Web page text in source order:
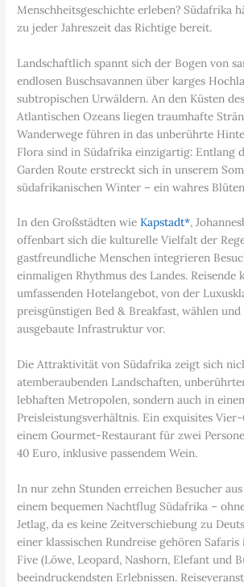
Menschheitsgeschichte erleben? Südafrika
zu jeder Jahreszeit das Richtige bereit.
Landschaftlich spannt sich der Bogen von
endlosen Buschsavannen über karges
subtropischen Urwäldern. An den Küsten
Atlantischen Ozeans liegen traumhafte
Wanderwege führen in das unberührte
Flora sind in Südafrika einzigartig: Entlang
Garden Route erstreckt sich in unserem
südafrikanischen Winter – ein wahres
In den Großstädten wieKapstadt*,
offenbart sich die kulturelle Vielfalt der
gastfreundliche Menschen integrieren
einmaligen Rhythmus des Landes. Reisende
umfassenden Hotelangebot, von der
preisgünstigen Bed & Breakfast, wählen
ausgebaute Infrastruktur vor.
Die Attraktivität von Südafrika zeigt sich
atemberaubenden Landschaften,
lebhaften Metropolen, sondern auch in
Preisleistungsverhältnis. Ein exquisites
einem Gourmet-Restaurant für zwei
40 Euro, inklusive passendem Wein.
In nur zehn Stunden erreichen Besucher
einem bequemen Nachtflug Südafrika –
Jetlag, da es keine Zeitverschiebung zu
einer klassischen Rundreise gehören
Five (Löwe, Leopard, Nashorn, Elefant und
beeindruckendsten Erlebnissen.